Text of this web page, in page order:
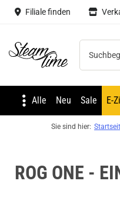
Filiale finden
Steam time
Alle Neu Sale E-
Sie sind hier:
ROG ONE -